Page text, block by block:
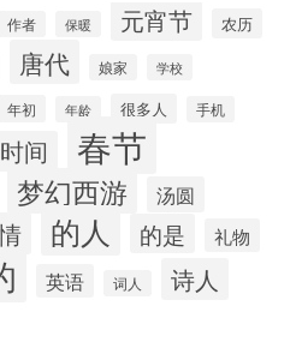
作者 保暖 元宵节 农历
唐代 娘家 学校
年初 年龄 很多人 手机
时间 春节
梦幻西游
汤圆
的人 的是 礼物
英语 词人
诗人